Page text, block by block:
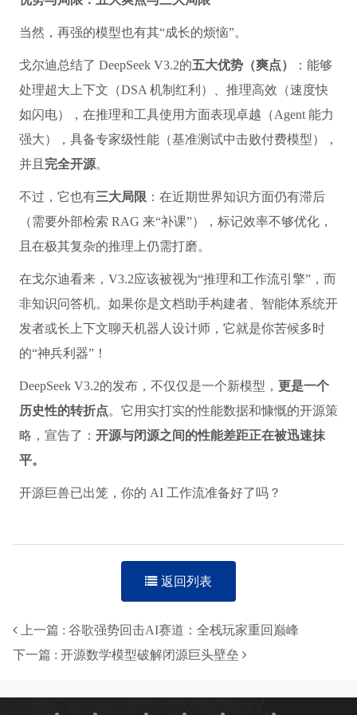
当然，再强的模型也有其“成长的烦恼”。
戈尔迪总结了 DeepSeek V3.2的五大优势（爽点）
：能够
处理超大上下文（DSA 机制红利）、推理高效（速度快
如闪电），在推理和工具使用方面表现卓越（Agent 能力
强大），具备专家级性能（基准测试中击败付费模型），
并且 完全开源。
不过，它也有三大局限 ：在近期世界知识方面仍有滞后
（需要外部检索 RAG 来“补课”），标记效率不够优化，
且在极其复杂的推理上仍需打磨。
在戈尔迪看来，V3.2应该被视为“推理和工作流引擎”，而
非知识问答机。如果你是文档助手构建者、智能体系统开
发者或长上下文聊天机器人设计师，它就是你苦候多时
的“神兵利器”！
DeepSeek V3.2的发布，不仅仅是一个新模型， 更是一个
历史性的转折点。它用实打实的性能数据和慷慨的开源策
略，宣告了： 开源与闭源之间的性能差距正在被迅速抹
平。
开源巨兽已出笼，你的 AI 工作流准备好了吗？
返回列表
上一篇 : 谷歌强势回击AI赛道：全栈玩家重回巅峰
下一篇 : 开源数学模型破解闭源巨头壁垒